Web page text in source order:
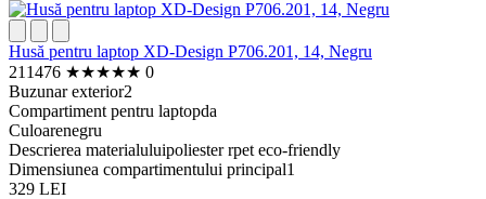
Husă pentru laptop XD-Design P706.201, 14, Negru
211476 ★★★★★ 0
Buzunar exterior2
Compartiment pentru laptopda
Culoarenegru
Descrierea materialuluipoliester rpet eco-friendly
Dimensiunea compartimentului principal1
329 LEI